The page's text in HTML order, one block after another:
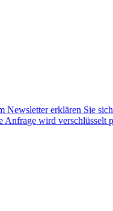
Newsletter erklären Sie
wird verschlüsselt